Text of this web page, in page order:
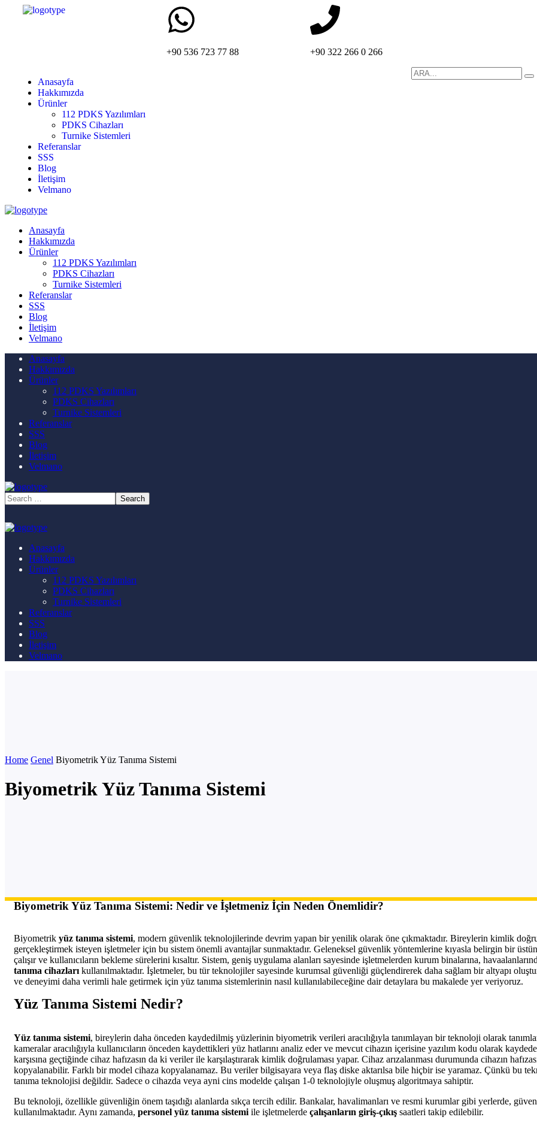
+90 536 723 77 88 +90 322 266 0 266
Anasayfa
Hakkımızda
Ürünler
112 PDKS Yazılımları
PDKS Cihazları
Turnike Sistemleri
Referanslar
SSS
Blog
İletişim
Velmano
Anasayfa
Hakkımızda
Ürünler
112 PDKS Yazılımları
PDKS Cihazları
Turnike Sistemleri
Referanslar
SSS
Blog
İletişim
Velmano
Anasayfa
Hakkımızda
Ürünler
112 PDKS Yazılımları
PDKS Cihazları
Turnike Sistemleri
Referanslar
SSS
Blog
İletişim
Velmano
Anasayfa
Hakkımızda
Ürünler
112 PDKS Yazılımları
PDKS Cihazları
Turnike Sistemleri
Referanslar
SSS
Blog
İletişim
Velmano
Home Genel Biyometrik Yüz Tanıma Sistemi
Biyometrik Yüz Tanıma Sistemi
Biyometrik Yüz Tanıma Sistemi: Nedir ve İşletmeniz İçin Neden Önemlidir?
Biyometrik yüz tanıma sistemi, modern güvenlik teknolojilerinde devrim yapan bir yenilik olarak öne çıkmaktadır. Bireylerin kimlik
gerçekleştirmek isteyen işletmeler için bu sistem önemli avantajlar sunmaktadır. Geleneksel güvenlik yöntemlerine kıyasla belirgin bir
çalışır ve kullanıcıların bekleme sürelerini kısaltır. Sistem, geniş uygulama alanları sayesinde işletmelerden kurum binalarına,
tanıma cihazları kullanılmaktadır. İşletmeler, bu tür teknolojiler sayesinde kurumsal güvenliği güçlendirerek daha sağlam bir altyapı
ve deneyimi daha verimli hale getirmek için yüz tanıma sistemlerinin nasıl kullanılabileceğine dair detaylara bu makalede yer veriyoruz.
Yüz Tanıma Sistemi Nedir?
Yüz tanıma sistemi, bireylerin daha önceden kaydedilmiş yüzlerinin biyometrik verileri aracılığıyla tanımlayan bir teknoloji olarak
kameralar aracılığıyla kullanıcıların önceden kaydettikleri yüz hatlarını analiz eder ve mevcut cihazın içerisine yazılım kodu olarak
karşısına geçtiğinde cihaz hafızasın da ki veriler ile karşılaştırarak kimlik doğrulaması yapar. Cihaz arızalanması durumunda cihazın
kopyalanabilir. Farklı bir model cihaza kopyalanamaz. Bu veriler bilgisayara veya flaş diske aktarılsa bile hiçbir ise yaramaz. Çünkü bu
tanıma teknolojisi değildir. Sadece o cihazda veya ayni cins modelde çalışan 1-0 teknolojiyle oluşmuş algoritmaya sahiptir.
Bu teknoloji, özellikle güvenliğin önem taşıdığı alanlarda sıkça tercih edilir. Bankalar, havalimanları ve resmi kurumlar gibi yerlerde,
kullanılmaktadır. Aynı zamanda, personel yüz tanıma sistemi ile işletmelerde çalışanların giriş-çıkış saatleri takip edilebilir.